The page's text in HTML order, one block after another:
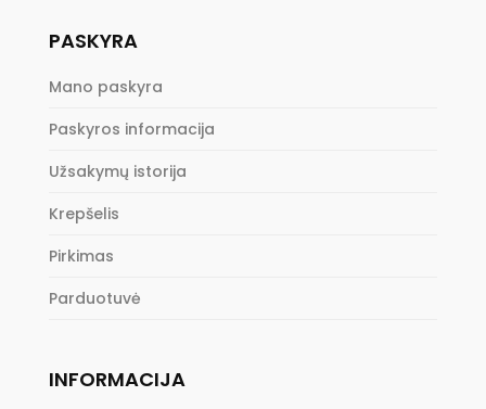
PASKYRA
Mano paskyra
Paskyros informacija
Užsakymų istorija
Krepšelis
Pirkimas
Parduotuvė
INFORMACIJA